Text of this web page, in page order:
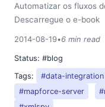
Automatizar os fluxos
Descarregue o e-book
2014-08-19•6 min read
Status: #blog
Tags:
#data-integration
#mapforce-server